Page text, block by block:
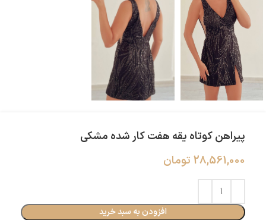
پیراهن کوتاه یقه هفت کار شده مشکی
28,561,000 تومان
افزودن به سبد خرید